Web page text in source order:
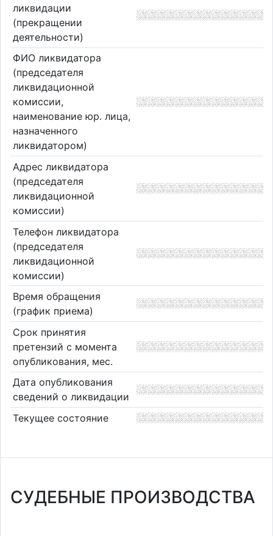
ликвидации
(прекращении
деятельности)
ФИО ликвидатора
(председателя
ликвидационной
комиссии,
наименование юр. лица,
назначенного
ликвидатором)
Адрес ликвидатора
(председателя
ликвидационной
комиссии)
Телефон ликвидатора
(председателя
ликвидационной
комиссии)
Время обращения
(график приема)
Срок принятия
претензий с момента
опубликования, мес.
Дата опубликования
сведений о ликвидации
Текущее состояние
СУДЕБНЫЕ ПРОИЗВОДСТВА